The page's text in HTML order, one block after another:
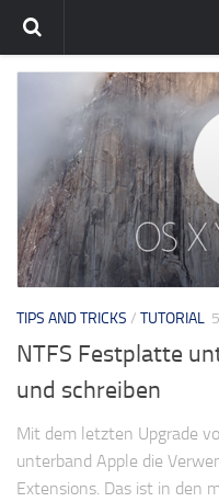
Home
flavia-it.de
TIPS AND TRICKS / TUTORIAL
NTFS Festplatte
und schreiben
Mit dem letzten Upgrade
unterband Apple die
Extensions. Das ist in den